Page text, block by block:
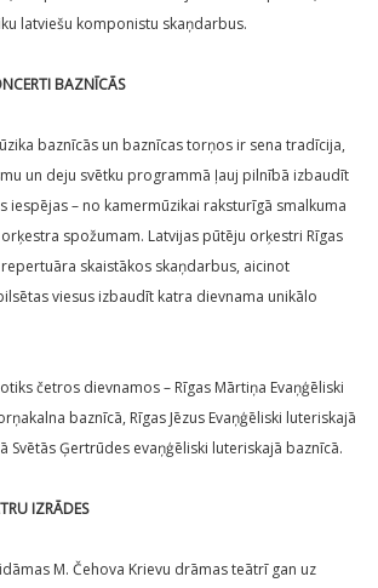
latviešu komponistu skaņdarbus.
BAZNĪCĀS
baznīcās un baznīcas torņos ir sena tradīcija,
un deju svētku programmā ļauj pilnībā izbaudīt
iespējas – no kamermūzikai raksturīgā smalkuma
spožumam. Latvijas pūtēju orķestri Rīgas
skaistākos skaņdarbus, aicinot
viesus izbaudīt katra dievnama unikālo
četros dievnamos – Rīgas Mārtiņa Evaņģēliski
baznīcā, Rīgas Jēzus Evaņģēliski luteriskajā
Svētās Ģertrūdes evaņģēliski luteriskajā baznīcā.
IZRĀDES
M. Čehova Krievu drāmas teātrī gan uz